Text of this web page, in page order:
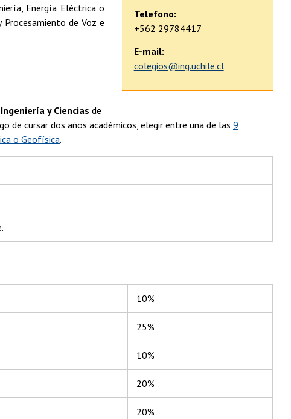
Telefono:
+562 29784417
E-mail:
colegios@ing.uchile.cl
Energía Eléctrica o
Procesamiento de Voz e
y Ciencias de
de cursar dos años académicos, elegir entre una de las 9
o Geofísica.
10%
25%
10%
20%
20%